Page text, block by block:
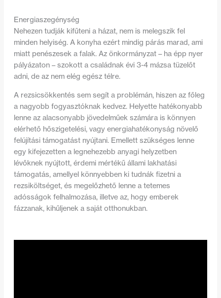
Energiaszegénység
Nehezen tudják kifűteni a házat, nem is melegszik fel
minden helyiség. A konyha ezért mindig párás marad, ami
miatt penészesek a falak. Az önkormányzat – ha épp nyer
pályázaton – szokott a családnak évi 3-4 mázsa tüzelőt
adni, de az nem elég egész télre.
A rezsicsökkentés sem segít a problémán, hiszen az főleg
a nagyobb fogyasztóknak kedvez. Helyette hatékonyabb
lenne az alacsonyabb jövedelműek számára is könnyen
elérhető hőszigetelési, vagy energiahatékonyság növelő
felújítási támogatást nyújtani. Emellett szükséges lenne
egy kifejezetten a legnehezebb anyagi helyzetben
lévőknek nyújtott, érdemi mértékű állami lakhatási
támogatás, amellyel könnyebben ki tudnák fizetni a
rezsiköltséget, és megelőzhető lenne a tetemes
adósságok felhalmozása, illetve az, hogy emberek
fázzanak, kihűljenek a saját otthonukban.